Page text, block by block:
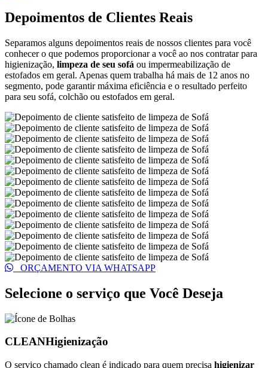
Depoimentos de Clientes Reais
Separamos alguns depoimentos reais de nossos clientes para você
conhecer o que podemos proporcionar a você ao nos contratar para
higienização, limpeza de seu sofá ou impermeabilização de
estofados em geral. Apenas quem trabalha há mais de 12 anos no
segmento, pode garantir máxima eficiência e o resultado perfeito
para seu sofá, colchão ou estofados em geral.
ORÇAMENTO VIA WHATSAPP
Selecione o serviço que Você Deseja
CLEANHigienização
O serviço chamado clean é indicado para quem precisa higienizar